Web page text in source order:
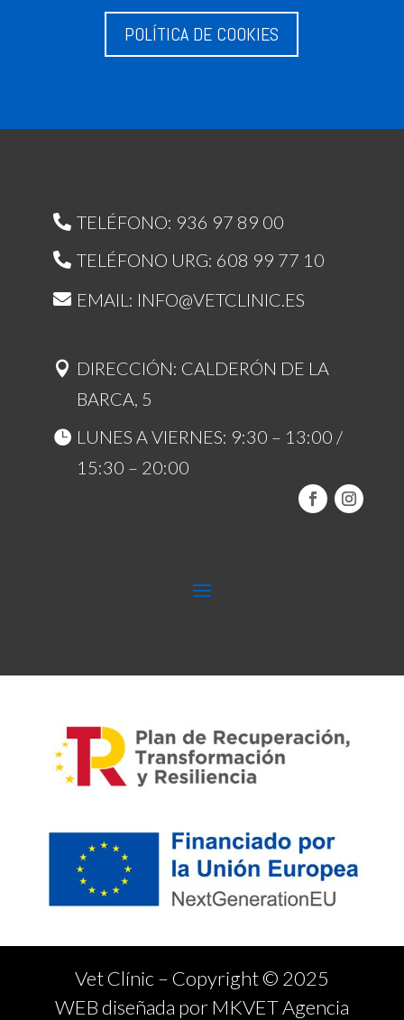
POLÍTICA DE COOKIES
TELÉFONO: 936 97 89 00
TELÉFONO URG: 608 99 77 10
EMAIL: INFO@VETCLINIC.ES
DIRECCIÓN: CALDERÓN DE LA
BARCA, 5
LUNES A VIERNES: 9:30 – 13:00 /
15:30 – 20:00
Vet Clínic – Copyright © 2025
WEB diseñada por MKVET Agencia